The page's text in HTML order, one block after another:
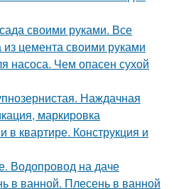
своими руками. Все
цемента своими руками
насоса. Чем опасен сухой
Наждачная
маркировка
в квартире. Конструкция и
Водопровод на даче
в ванной. Плесень в ванной